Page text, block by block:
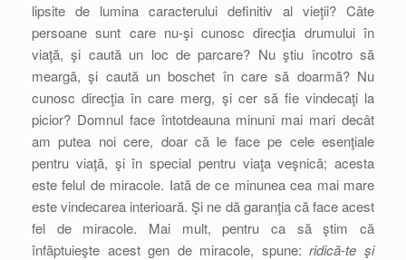
lipsite de lumina caracterului definitiv al vieţii? Câte
persoane sunt care nu-şi cunosc direcţia drumului în
viaţă, şi caută un loc de parcare? Nu ştiu încotro să
meargă, şi caută un boschet în care să doarmă? Nu
cunosc direcţia în care merg, şi cer să fie vindecaţi la
picior? Domnul face întotdeauna minuni mai mari decât
am putea noi cere, doar că le face pe cele esenţiale
pentru viaţă, şi în special pentru viaţa veşnică; acesta
este felul de miracole. Iată de ce minunea cea mai mare
este vindecarea interioară. Şi ne dă garanţia că face acest
fel de miracole. Mai mult, pentru ca să ştim că
înfăptuieşte acest gen de miracole, spune:ridică-te şi